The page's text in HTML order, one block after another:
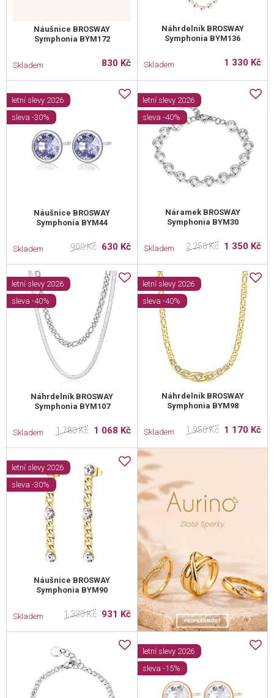
Náušnice BROSWAY
Symphonia BYM172
Skladem 830 Kč
Náhrdelník BROSWAY
Symphonia BYM136
Skladem 1 330 Kč
Náušnice BROSWAY
Symphonia BYM44
letní slevy 2026
sleva -30%
Skladem 900 Kč 630 Kč
Náramek BROSWAY
Symphonia BYM30
letní slevy 2026
sleva -40%
Skladem 2 250 Kč 1 350 Kč
Náhrdelník BROSWAY
Symphonia BYM107
letní slevy 2026
sleva -40%
Skladem 1 780 Kč 1 068 Kč
Náhrdelník BROSWAY
Symphonia BYM98
letní slevy 2026
sleva -40%
Skladem 1 950 Kč 1 170 Kč
Náušnice BROSWAY
Symphonia BYM90
letní slevy 2026
sleva -30%
Skladem 1 330 Kč 931 Kč
letní slevy 2026
sleva -15%